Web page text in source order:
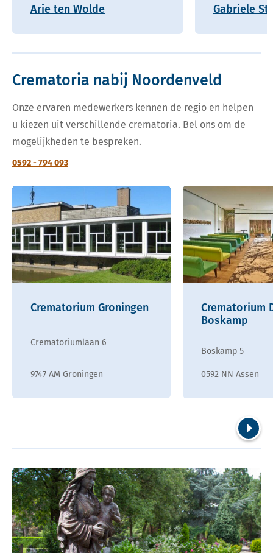
Arie ten Wolde Gabriele
Crematoria nabij Noordenveld
Onze ervaren medewerkers kennen de regio en helpen
u kiezen uit verschillende crematoria. Bel ons om de
mogelijkheden te bespreken.
0592 - 794 093
Crematorium Groningen
Crematoriumlaan 6
9747 AM Groningen
Crematorium
Boskamp
Boskamp 5
0592 NN Assen